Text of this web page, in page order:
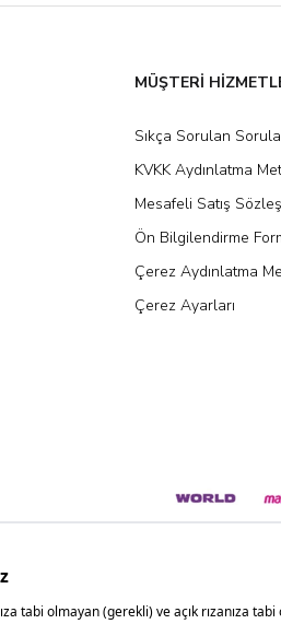
MÜŞTERİ
Sıkça Sorulan
KVKK Aydınlatma
Mesafeli Satış
Ön Bilgilendirme
Çerez Aydınlatma
Çerez Ayarları